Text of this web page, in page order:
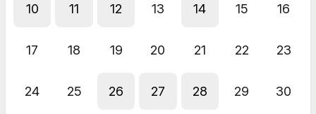
10 11 12 13 14 15 16
17 18 19 20 21 22 23
24 25 26 27 28 29 30